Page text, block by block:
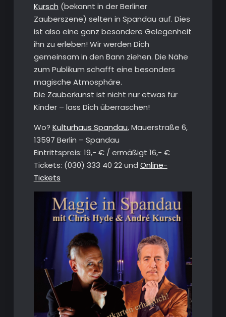
Kursch (bekannt in der Berliner
Zauberszene) selten in Spandau auf. Dies
ist also eine ganz besondere Gelegenheit
ihn zu erleben! Wir werden Dich
gemeinsam in den Bann ziehen. Die Nähe
zum Publikum schafft eine besonders
magische Atmosphäre.
Die Zauberkunst ist nicht nur etwas für
Kinder – lass Dich überraschen!
Wo? Kulturhaus Spandau, Mauerstraße 6,
13597 Berlin – Spandau
Eintrittspreis: 19,- € / ermäßigt 16,- €
Tickets: (030) 333 40 22‬ und Online-
Tickets